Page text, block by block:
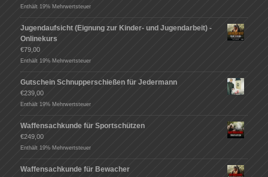
Enthält 19% Mehrwertsteuer
Jugendaufsicht (Eignung zur Kinder- und Jugendarbeit) -
Onlinekurs
€79,00
Enthält 19% Mehrwertsteuer
Gutschein Schnupperschießen für Jedermann
€239,00
Enthält 19% Mehrwertsteuer
Waffensachkunde für Sportschützen
€249,00
Enthält 19% Mehrwertsteuer
Waffensachkunde für Bewacher